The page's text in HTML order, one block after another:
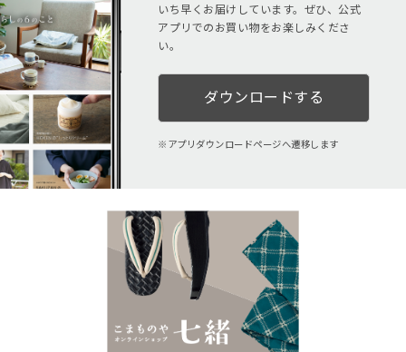
いち早くお届けしています。ぜひ、公式
アプリでのお買い物をお楽しみくださ
い。
ダウンロードする
アプリダウンロードページへ遷移します